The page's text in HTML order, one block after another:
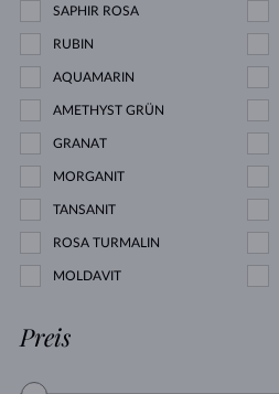
SAPHIR ROSA
RUBIN
AQUAMARIN
AMETHYST GRÜN
GRANAT
MORGANIT
TANSANIT
ROSA TURMALIN
MOLDAVIT
Preis